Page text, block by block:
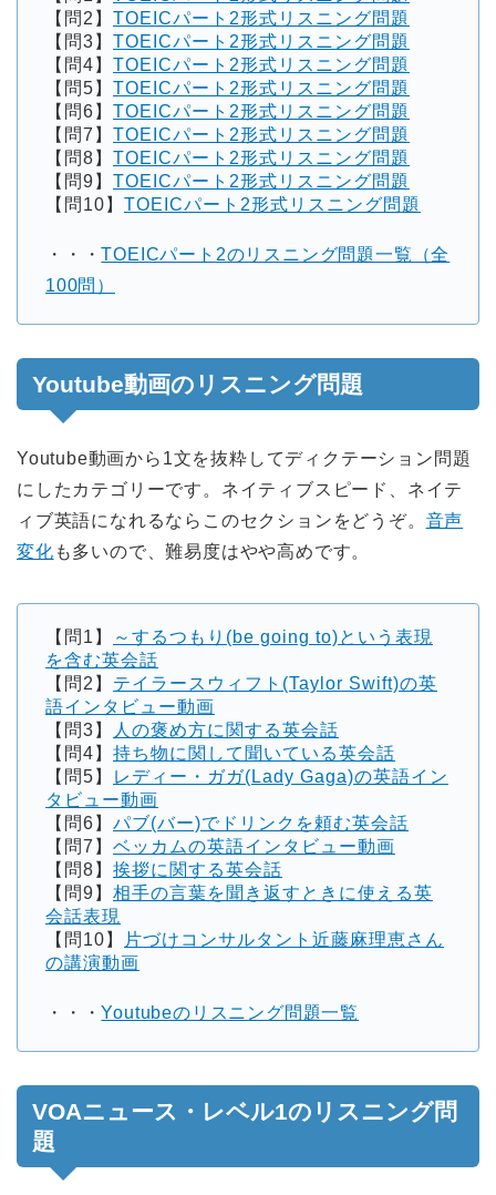
【問2】 TOEICパート2形式リスニング問題
【問3】 TOEICパート2形式リスニング問題
【問4】 TOEICパート2形式リスニング問題
【問5】 TOEICパート2形式リスニング問題
【問6】 TOEICパート2形式リスニング問題
【問7】 TOEICパート2形式リスニング問題
【問8】 TOEICパート2形式リスニング問題
【問9】 TOEICパート2形式リスニング問題
【問10】 TOEICパート2形式リスニング問題
・・・TOEICパート2のリスニング問題一覧（全
100問）
Youtube動画のリスニング問題
Youtube動画から1文を抜粋してディクテーション問題
にしたカテゴリーです。ネイティブスピード、ネイテ
ィブ英語になれるならこのセクションをどうぞ。 音声
変化 も多いので、難易度はやや高めです。
【問1】
～するつもり(be going to)という表現
を含む英会話
【問2】 テイラースウィフト(Taylor Swift)の英
語インタビュー動画
【問3】
人の褒め方に関する英会話
【問4】 持ち物に関して聞いている英会話
【問5】
レディー・ガガ(Lady Gaga)の英語イン
タビュー動画
【問6】 パブ(バー)でドリンクを頼む英会話
【問7】 ベッカムの英語インタビュー動画
【問8】 挨拶に関する英会話
【問9】 相手の言葉を聞き返すときに使える英
会話表現
【問10】
片づけコンサルタント近藤麻理恵さん
の講演動画
・・・Youtubeのリスニング問題一覧
VOAニュース・レベル1のリスニング問
題